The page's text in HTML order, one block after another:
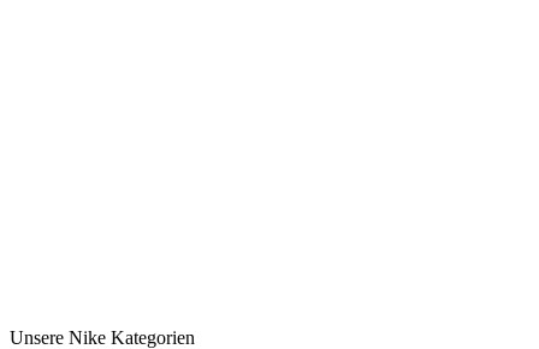
Unsere Nike Kategorien